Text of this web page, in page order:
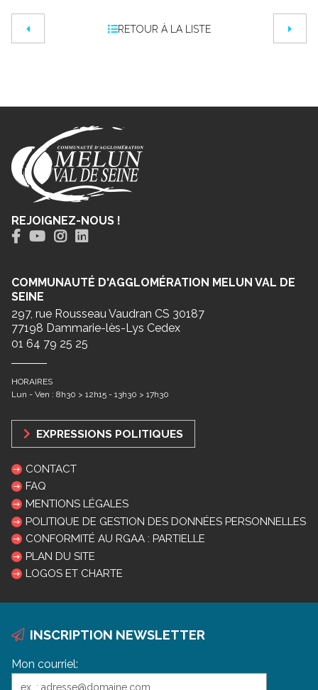
RETOUR À LA LISTE
REJOIGNEZ-NOUS !
COMMUNAUTÉ D'AGGLOMÉRATION MELUN VAL DE
SEINE
297, rue Rousseau Vaudran CS 30187
77198 Dammarie-lès-Lys Cedex
01 64 79 25 25
HORAIRES
Lun - Ven : 8h30 > 12h15 - 13h30 > 17h30
EXPRESSIONS POLITIQUES
CONTACT
FAQ
MENTIONS LÉGALES
POLITIQUE DE GESTION DES DONNÉES PERSONNELLES
CONFORMITÉ AU RGAA : PARTIELLE
PLAN DU SITE
LOGOS ET CHARTE
INSCRIPTION NEWSLETTER
Mon courriel: